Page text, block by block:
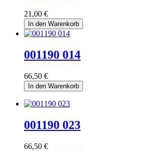
21,00 €
In den Warenkorb
001190 014
66,50 €
In den Warenkorb
001190 023
66,50 €